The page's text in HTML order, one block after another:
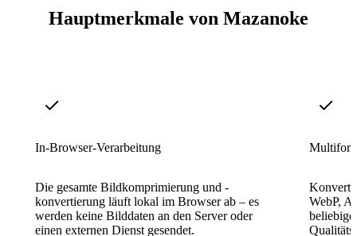
Hauptmerkmale von Mazanoke
In-Browser-Verarbeitung
Die gesamte Bildkomprimierung und -
konvertierung läuft lokal im Browser ab – es
werden keine Bilddaten an den Server oder
einen externen Dienst gesendet.
WebP,